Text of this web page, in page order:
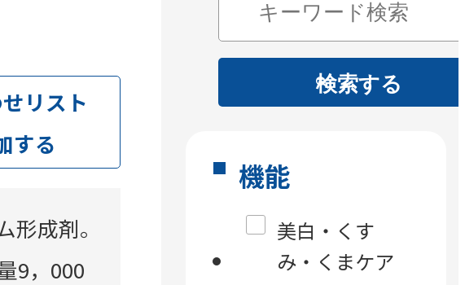
リスト
する
成剤。
9，000
検索する
機能
美白・くす
み・くまケア